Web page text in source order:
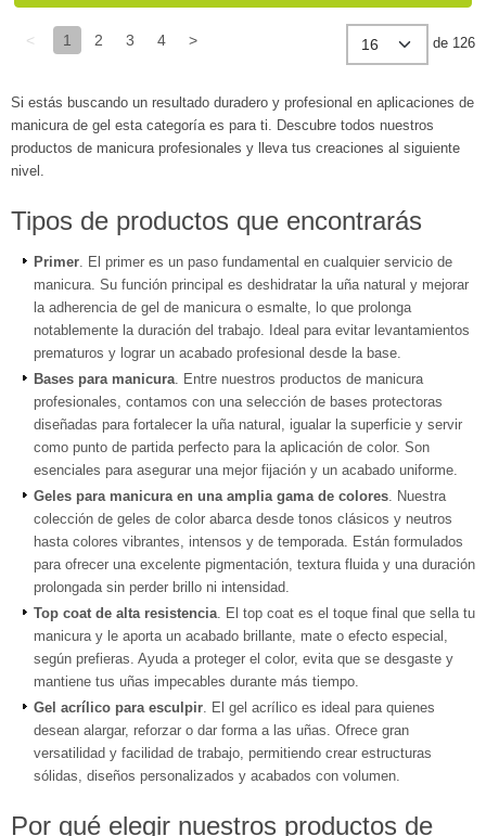
< 1 2 3 4 > de 126
Si estás buscando un resultado duradero y profesional en aplicaciones de
manicura de gel esta categoría es para ti. Descubre todos nuestros
productos de manicura profesionales y lleva tus creaciones al siguiente
nivel.
Tipos de productos que encontrarás
Primer . El primer es un paso fundamental en cualquier servicio de
manicura. Su función principal es deshidratar la uña natural y mejorar
la adherencia de gel de manicura o esmalte, lo que prolonga
notablemente la duración del trabajo. Ideal para evitar levantamientos
prematuros y lograr un acabado profesional desde la base.
Bases para manicura . Entre nuestros productos de manicura
profesionales, contamos con una selección de bases protectoras
diseñadas para fortalecer la uña natural, igualar la superficie y servir
como punto de partida perfecto para la aplicación de color. Son
esenciales para asegurar una mejor fijación y un acabado uniforme.
Geles para manicura en una amplia gama de colores . Nuestra
colección de geles de color abarca desde tonos clásicos y neutros
hasta colores vibrantes, intensos y de temporada. Están formulados
para ofrecer una excelente pigmentación, textura fluida y una duración
prolongada sin perder brillo ni intensidad.
Top coat de alta resistencia . El top coat es el toque final que sella tu
manicura y le aporta un acabado brillante, mate o efecto especial,
según prefieras. Ayuda a proteger el color, evita que se desgaste y
mantiene tus uñas impecables durante más tiempo.
Gel acrílico para esculpir . El gel acrílico es ideal para quienes
desean alargar, reforzar o dar forma a las uñas. Ofrece gran
versatilidad y facilidad de trabajo, permitiendo crear estructuras
sólidas, diseños personalizados y acabados con volumen.
Por qué elegir nuestros productos de